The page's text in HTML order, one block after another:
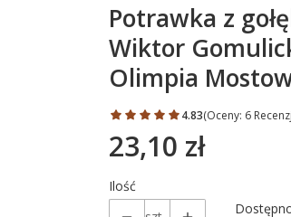
Potrawka z
Wiktor
Olimpia
4.83(Oceny: 6
Cena
23,10 zł
Ilość